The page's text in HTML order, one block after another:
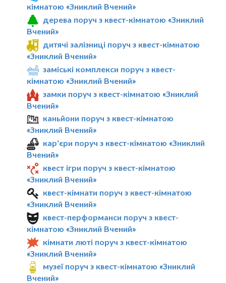
кімнатою «Зниклий Вчений»
дерева поруч з квест-кімнатою «Зниклий
Вчений»
дитячі залізниці поруч з квест-кімнатою
«Зниклий Вчений»
заміські комплекси поруч з квест-
кімнатою «Зниклий Вчений»
замки поруч з квест-кімнатою «Зниклий
Вчений»
каньйони поруч з квест-кімнатою
«Зниклий Вчений»
кар'єри поруч з квест-кімнатою «Зниклий
Вчений»
квест ігри поруч з квест-кімнатою
«Зниклий Вчений»
квест-кімнати поруч з квест-кімнатою
«Зниклий Вчений»
квест-перформанси поруч з квест-
кімнатою «Зниклий Вчений»
кімнати люті поруч з квест-кімнатою
«Зниклий Вчений»
музеї поруч з квест-кімнатою «Зниклий
Вчений»